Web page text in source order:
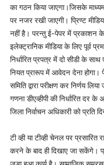
का गठन किया जाएगा।जिसके माध्यम
पर नजर रखी जाएगी। प्रिण्ट
नहीं है। परन्तु ई-पेपर में प्रकाशन के
इलेक्ट्रानिक मीडिया के लिए पूर्व
निर्धारित प्रपत्र में दो सीडी के
नियत प्रारूप में आवेदन देना होगा।
समिति द्वारा परीक्षण कर निर्णय
गणना डीएव्हीपी की निर्धारित दर
जिला निर्वाचन अधिकारी को प्रति
टी व्ही या टीव्ही चेनल पर प्रसारित
करने के बाद ही दिखाए जा सकेंगे।